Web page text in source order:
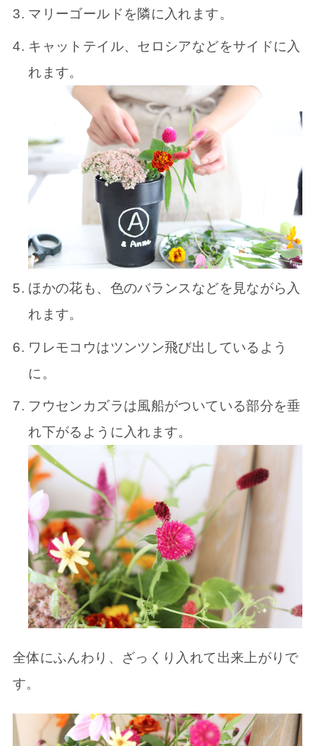
マリーゴールドを隣に入れます。
キャットテイル、セロシアなどをサイドに入
れます。
ほかの花も、色のバランスなどを見ながら入
れます。
ワレモコウはツンツン飛び出しているよう
に。
フウセンカズラは風船がついている部分を垂
れ下がるように入れます。
全体にふんわり、ざっくり入れて出来上がりで
す。